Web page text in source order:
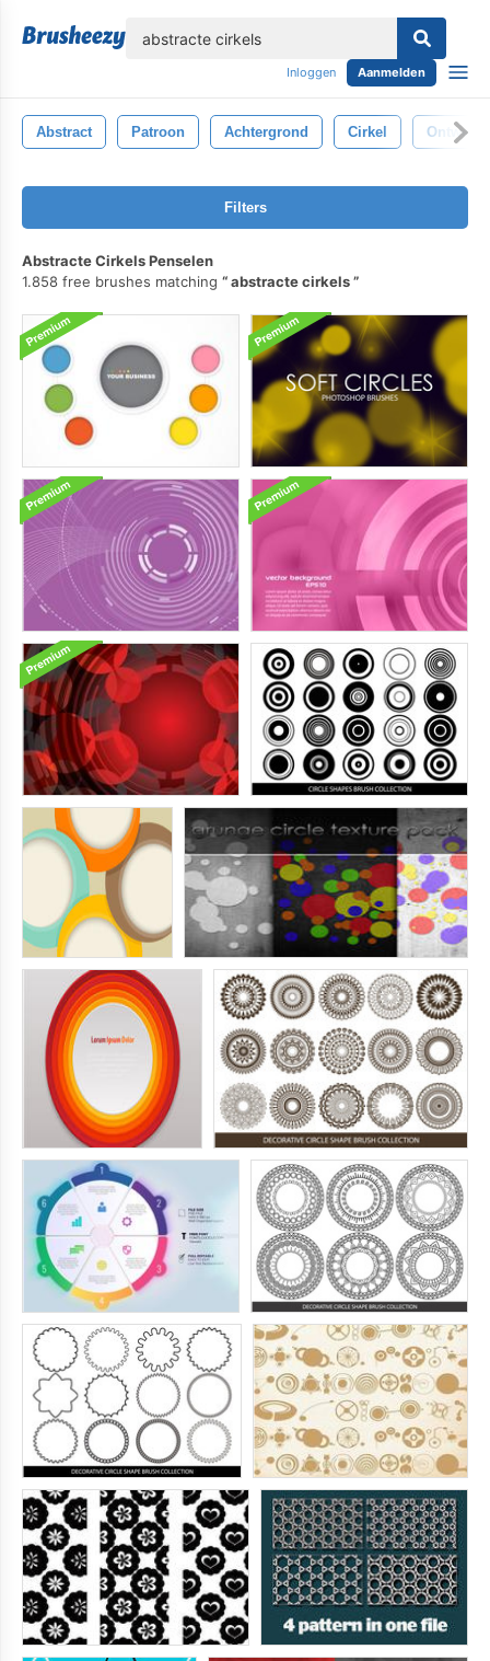
Inloggen Aanmelden
Abstract Patroon Achtergrond Cirkel Ontwerp
Filters
Abstracte Cirkels Penselen
1.858 free brushes matching
abstracte cirkels